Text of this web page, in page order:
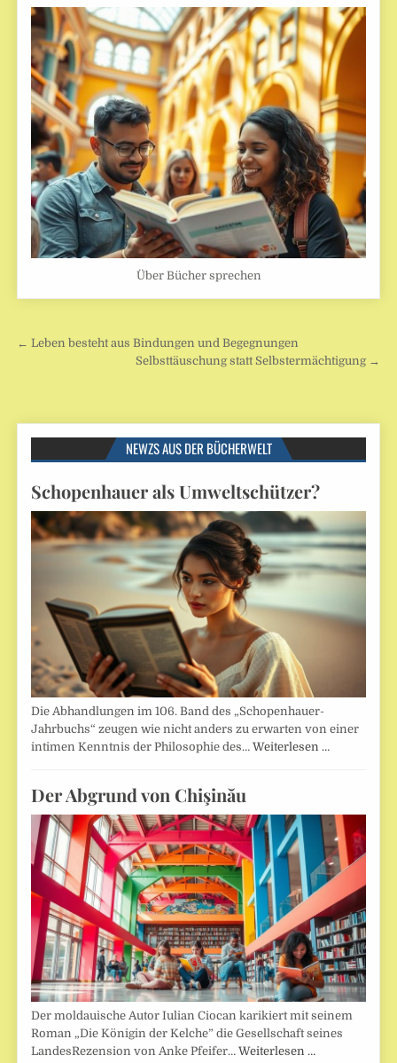
Über Bücher sprechen
Beitragsnavigation
← Leben besteht aus Bindungen und Begegnungen
Selbsttäuschung statt Selbstermächtigung →
NEWZS AUS DER BÜCHERWELT
Schopenhauer als Umweltschützer?
Die Abhandlungen im 106. Band des „Schopenhauer-
Jahrbuchs“ zeugen wie nicht anders zu erwarten von einer
intimen Kenntnis der Philosophie des…Weiterlesen …
Der Abgrund von Chişinău
Der moldauische Autor Iulian Ciocan karikiert mit seinem
Roman „Die Königin der Kelche” die Gesellschaft seines
LandesRezension von Anke Pfeifer…Weiterlesen …